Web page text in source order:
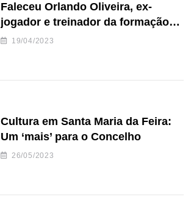
Faleceu Orlando Oliveira, ex-
jogador e treinador da formação
de andebol do Feirense
19/04/2023
Cultura em Santa Maria da Feira:
Um ‘mais’ para o Concelho
26/05/2023